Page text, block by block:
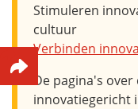
Stimuleren
cultuur
Verbinden
De pagina's
innovatiegericht